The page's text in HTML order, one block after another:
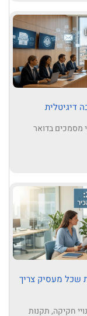
דיגיטלית
מסמכים בדואר
חמש התפתחויות שכל מעסיק צריך
2026 הביא עמו שינויי חקיקה, תקנות